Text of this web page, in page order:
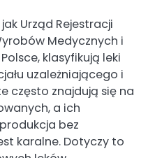
Urząd Rejestracji
Medycznych i
klasyfikują leki
uzależniającego i
często znajdują się na
a ich
bez
karalne. Dotyczy to